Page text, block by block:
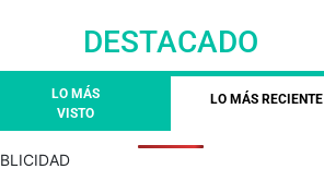
DESTACADO
LO MÁS
VISTO
LO MÁS RECIENTE